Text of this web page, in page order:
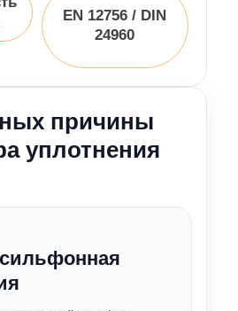
EN 12756 / DIN
24960
причины
уплотнения